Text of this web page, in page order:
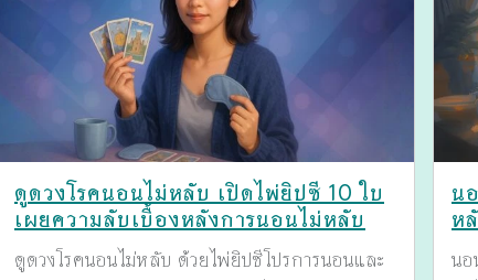
ดูดวงโรคนอนไม่หลับ เปิดไพ่ยิปซี 10 ใบ
เผยความลับเบื้องหลังการนอนไม่หลับ
ดูดวงโรคนอนไม่หลับ ด้วยไพ่ยิปซีโปรการนอนและ
น
ห
นอ